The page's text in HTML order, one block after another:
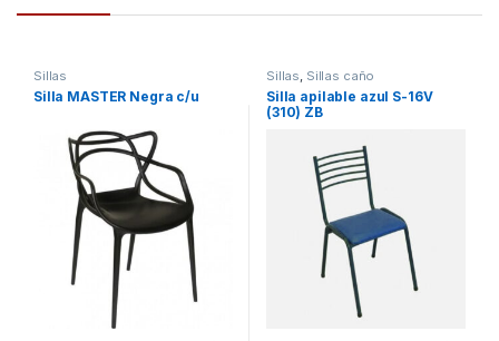
Sillas
Silla MASTER Negra c/u
Sillas, Sillas caño
Silla apilable azul S-16V
(310) ZB